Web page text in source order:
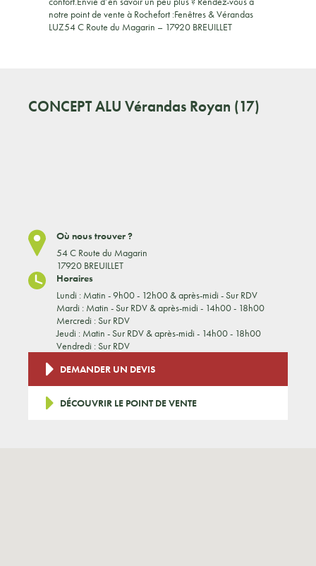
notre point de vente à Rochefort :Fenêtres & Vérandas
LUZ54 C Route du Magarin – 17920 BREUILLET
CONCEPT ALU Vérandas Royan (17)
Où nous trouver ?
54 C Route du Magarin
17920 BREUILLET
Horaires
Lundi : Matin - 9h00 - 12h00 & après-midi - Sur RDV
Mardi : Matin - Sur RDV & après-midi - 14h00 - 18h00
Mercredi : Sur RDV
Jeudi : Matin - Sur RDV & après-midi - 14h00 - 18h00
Vendredi : Sur RDV
DEMANDER UN DEVIS
DÉCOUVRIR LE POINT DE VENTE